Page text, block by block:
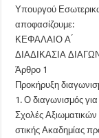
Υπουργού
αποφασίζουμε:
ΚΕΦΑΛΑΙΟ Α ́
ΔΙΑΔΙΚΑΣΙΑ
Άρθρο 1
Προκήρυξη
1. Ο διαγωνισμός
Σχολές
στικής Ακαδημίας